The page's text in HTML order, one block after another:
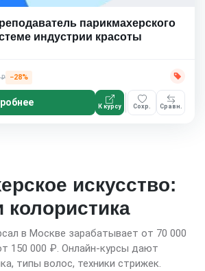
парикмахерского
индустрии красоты
₽ −28%
К курсу Сохр. Сравн.
искусство:
колористика
в Москве зарабатывает от 70 000
150 000 ₽. Онлайн-курсы дают
типы волос, техники стрижек.